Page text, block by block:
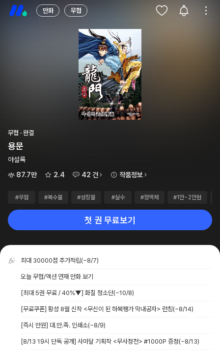
만화 무협
무협 · 완결
용문
야설록
87.7만
2.4 42 건 작품정보
#무협 #복수물 #성장물 #살수 #정액제 #1만~2만원
첫 권 무료보기
최대 30000점 추가적립(~8/7)
오늘 무협/액션 연재 만화 보기
[최대 5권 무료 / 40%▼] 화질 청소단(~10/8)
[무료쿠폰] 황성 8월 신작 <무신이 된 하북팽가 막내공자> 런칭(~8/14)
[즉시 만원] 대.만.족. 인쇄소(~8/9)
[8/13 19시 단독 공개] 사마달 기획작 <무사정천> #1000P 증정(~8/13)